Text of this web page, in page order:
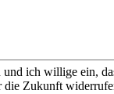
ich willige ein,
Zukunft